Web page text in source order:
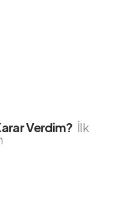
Verdim? İlk